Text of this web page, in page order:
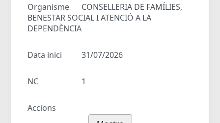
Organisme
CONSELLERIA DE FAMÍLIES,
BENESTAR SOCIAL I ATENCIÓ A LA
DEPENDÈNCIA
Data inici 31/07/2026
NC 1
Accions